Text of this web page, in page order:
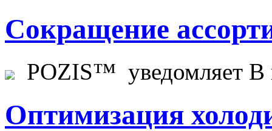
Сокращение
POZIS™ уведомляет В
Оптимизация